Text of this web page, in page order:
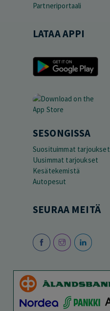
Partneriportaali
LATAA APPI
SESONGISSA
Suosituimmat tarjoukset
Uusimmat tarjoukset
Kesätekemistä
Autopesut
SEURAA MEITÄ